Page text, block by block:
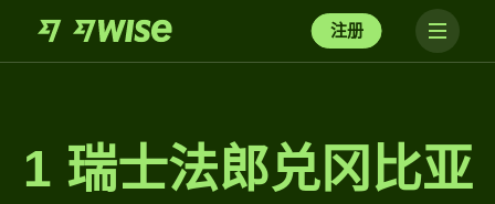
注册
1 瑞士法郎兑冈比亚